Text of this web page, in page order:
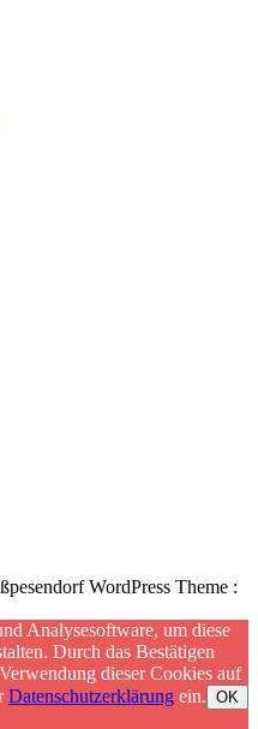
WordPress Theme :
Analysesoftware, um diese
Durch das Bestätigen
dieser Cookies auf
Datenschutzerklärung ein. OK